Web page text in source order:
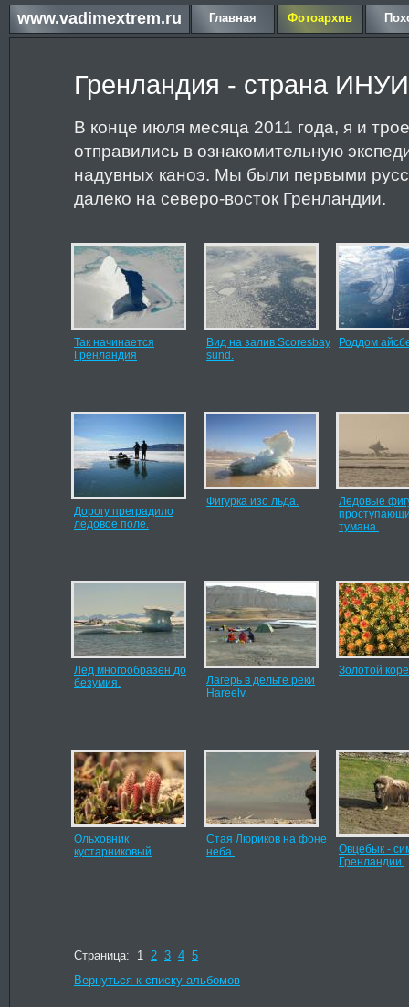
www.vadimextrem.ru Главная Фотоархив
Гренландия - страна
В конце июля месяца 2011 года, я и
отправились в ознакомительную
надувных каноэ. Мы были первыми
далеко на северо-восток Гренландии.
Так начинается
Гренландия
Вид на залив Scoresbay
sund.
Роддом
Дорогу преградило
ледовое поле.
Фигурка изо льда.
Ледовые
тумана.
Лёд многообразен до
безумия.
Лагерь в дельте реки
Hareelv.
Золотой
Ольховник
кустарниковый
Стая Люриков на фоне
неба.
Овцебык -
Гренландии.
Страница: 1 2 3 4 5
Вернуться к списку альбомов